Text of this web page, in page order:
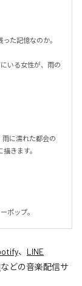
た記憶なのか。
いる女性が、雨の
に濡れた都会の
きます。
ポップ。
、 LINE
などの音楽配信サ